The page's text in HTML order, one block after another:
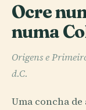
Ocre
numa
Origens e
d.C.
Uma concha